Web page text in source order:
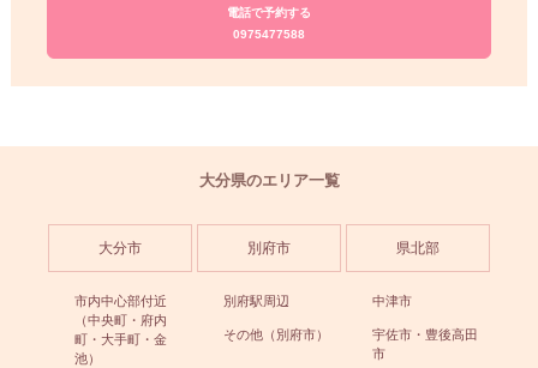
電話で予約する
0975477588
大分県のエリア一覧
大分市
市内中心部付近
（中央町・府内
町・大手町・金
池）
別府市
別府駅周辺
その他（別府市）
県北部
中津市
宇佐市・豊後高田
市